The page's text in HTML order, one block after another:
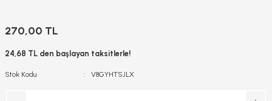
270,00 TL
24,68 TL den başlayan taksitlerle!
Stok Kodu V8GYHTSJLX